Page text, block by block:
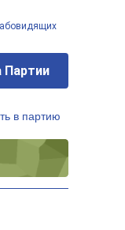
Партии
в партию